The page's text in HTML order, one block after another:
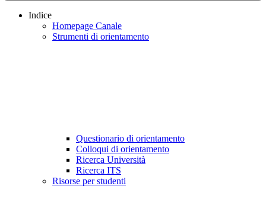
Indice
Homepage Canale
Strumenti di orientamento
Questionario di orientamento
Colloqui di orientamento
Ricerca Università
Ricerca ITS
Risorse per studenti